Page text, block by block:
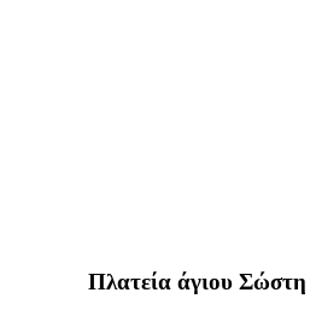
Πλατεία άγιου Σώστη